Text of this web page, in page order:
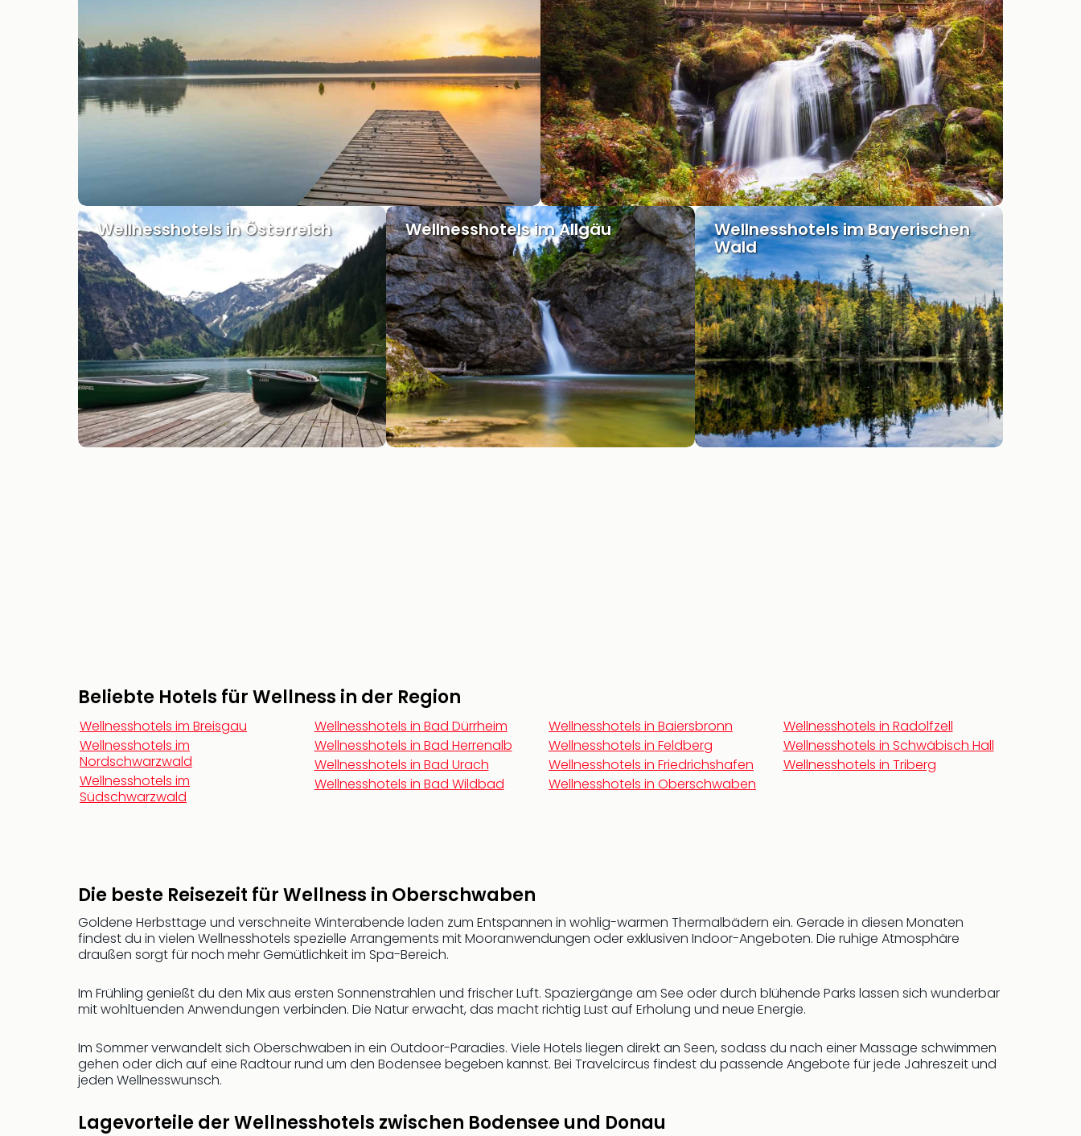
Wellnesshotels in Österreich Wellnesshotels im Allgäu Wellnesshotels im Bayerischen
Wald
Beliebte Hotels für Wellness in der Region
Wellnesshotels im Breisgau
Wellnesshotels im
Nordschwarzwald
Wellnesshotels im
Südschwarzwald
Wellnesshotels in Bad Dürrheim
Wellnesshotels in Bad Herrenalb
Wellnesshotels in Bad Urach
Wellnesshotels in Bad Wildbad
Wellnesshotels in Baiersbronn
Wellnesshotels in Feldberg
Wellnesshotels in Friedrichshafen
Wellnesshotels in Oberschwaben
Wellnesshotels in Radolfzell
Wellnesshotels in Schwäbisch Hall
Wellnesshotels in Triberg
Die beste Reisezeit für Wellness in Oberschwaben
Goldene Herbsttage und verschneite Winterabende laden zum Entspannen in wohlig-warmen Thermalbädern ein. Gerade in diesen Monaten
findest du in vielen Wellnesshotels spezielle Arrangements mit Mooranwendungen oder exklusiven Indoor-Angeboten. Die ruhige Atmosphäre
draußen sorgt für noch mehr Gemütlichkeit im Spa-Bereich.
Im Frühling genießt du den Mix aus ersten Sonnenstrahlen und frischer Luft. Spaziergänge am See oder durch blühende Parks lassen sich wunderbar
mit wohltuenden Anwendungen verbinden. Die Natur erwacht, das macht richtig Lust auf Erholung und neue Energie.
Im Sommer verwandelt sich Oberschwaben in ein Outdoor-Paradies. Viele Hotels liegen direkt an Seen, sodass du nach einer Massage schwimmen
gehen oder dich auf eine Radtour rund um den Bodensee begeben kannst. Bei Travelcircus findest du passende Angebote für jede Jahreszeit und
jeden Wellnesswunsch.
Lagevorteile der Wellnesshotels zwischen Bodensee und Donau